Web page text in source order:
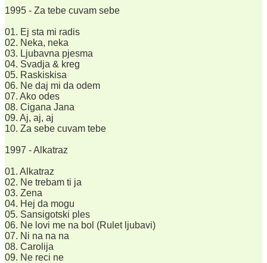
1995 - Za tebe cuvam sebe
01. Ej sta mi radis
02. Neka, neka
03. Ljubavna pjesma
04. Svadja & kreg
05. Raskiskisa
06. Ne daj mi da odem
07. Ako odes
08. Cigana Jana
09. Aj, aj, aj
10. Za sebe cuvam tebe
1997 - Alkatraz
01. Alkatraz
02. Ne trebam ti ja
03. Zena
04. Hej da mogu
05. Sansigotski ples
06. Ne lovi me na bol (Rulet ljubavi)
07. Ni na na na
08. Carolija
09. Ne reci ne